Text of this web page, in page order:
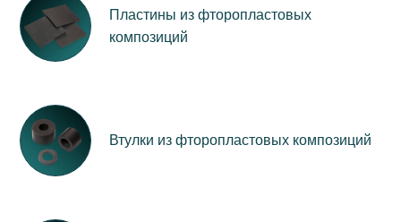
Пластины из фторопластовых
композиций
Втулки из фторопластовых композиций